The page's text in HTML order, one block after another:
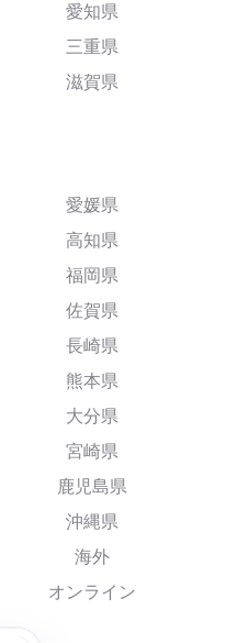
愛知県
三重県
滋賀県
愛媛県
高知県
福岡県
佐賀県
長崎県
熊本県
大分県
宮崎県
鹿児島県
沖縄県
海外
オンライン